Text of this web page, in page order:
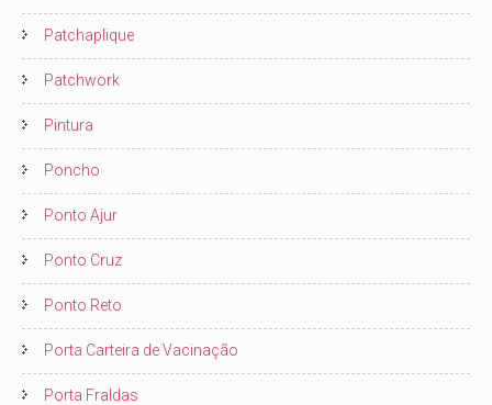
Patchaplique
Patchwork
Pintura
Poncho
Ponto Ajur
Ponto Cruz
Ponto Reto
Porta Carteira de Vacinação
Porta Fraldas